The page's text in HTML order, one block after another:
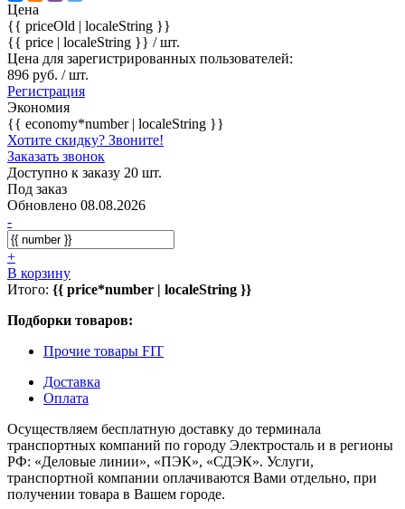
Цена
{{ priceOld | localeString }}
{{ price | localeString }} / шт.
Цена для зарегистрированных пользователей:
896 руб. / шт.
Регистрация
Экономия
{{ economy*number | localeString }}
Хотите скидку? Звоните!
Заказать звонок
Доступно к заказу 20 шт.
Под заказ
Обновлено 08.08.2026
-
+
В корзину
Итого: {{ price*number | localeString }}
Подборки товаров:
Прочие товары FIT
Доставка
Оплата
Осуществляем бесплатную доставку до терминала
транспортных компаний по городу Электросталь и в регионы
РФ: «Деловые линии», «ПЭК», «СДЭК». Услуги,
транспортной компании оплачиваются Вами отдельно, при
получении товара в Вашем городе.